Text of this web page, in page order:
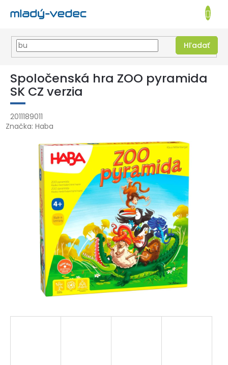
Prejsť
obsah
EUR
Hľadať
KOŠÍK
Spoločenská hra ZOO pyramida
SK CZ verzia
2011189011
Značka: Haba